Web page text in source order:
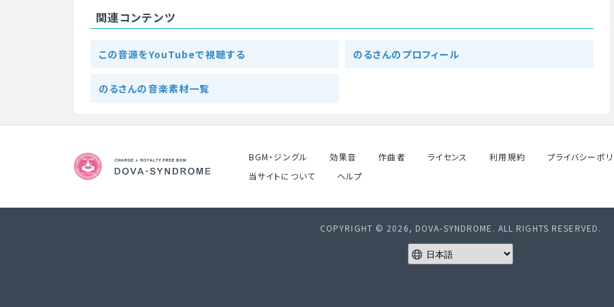
関連コンテンツ
この音源をYouTubeで視聴する のるさんのプロフィール
のるさんの音楽素材一覧
BGM・ジングル 効果音 作曲者 ライセンス 利用規約 プライバシーポ
当サイトについて
ヘルプ
COPYRIGHT © 2026, DOVA-SYNDROME. ALL RIGHTS RESERVED.